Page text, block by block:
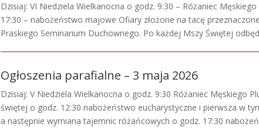
Dzisiaj: VI Niedziela Wielkanocna o godz. 9:30 – Różaniec
17:30 – nabożeństwo majowe Ofiary złożone na tacę
Praskiego Seminarium Duchownego. Po każdej Mszy Świętej
Ogłoszenia parafialne – 3 maja 2026
Dzisiaj: V Niedziela Wielkanocna o godz. 9:30 Różaniec Męskiego
świętej o godz. 12:30 nabożeństwo eucharystyczne i pierwsza w
a następnie wymiana tajemnic różańcowych o godz. 17:30